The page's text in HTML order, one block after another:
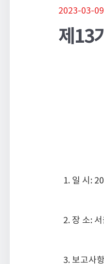
2023-03-09
제13
1. 일 시:
2. 장 소:
3. 보고사항